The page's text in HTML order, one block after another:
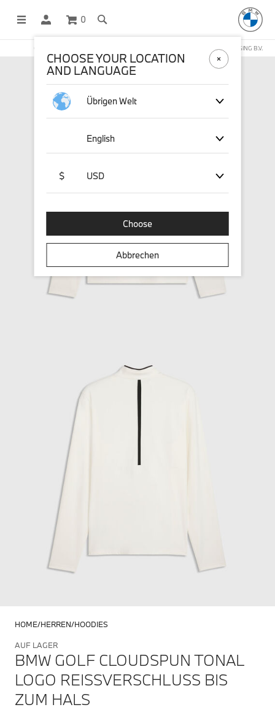
0
OFFICIAL BMW LIFESTYLE SHOP OPERATED BY STICHD SPORTMERCHANDISING B.V.
HOME HERREN HOODIES
AUF LAGER
BMW GOLF CLOUDSPUN TONAL
LOGO REISSVERSCHLUSS BIS Z
UM HALS
CHOOSE YOUR LOCATION
AND LANGUAGE
Übrigen Welt
English
$ USD
Choose
Abbrechen